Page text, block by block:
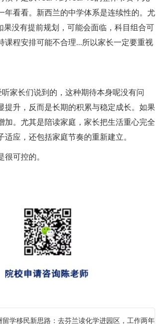
看看。新西兰的中学体系是连续性的。尤
没有提前规划，可能会面临，科目组合可
程安排可能不合理...所以家长一定要重视
家长们说到的，这种期待本身呢没有问
升，反而是长期的积累与稳定成长。如果
。尤其是陪读家庭，家长把生活重心完全
应，还包括家庭节奏的重新建立。
可控的。
留学移民新思路：去芬兰读化学进园区，工作两年